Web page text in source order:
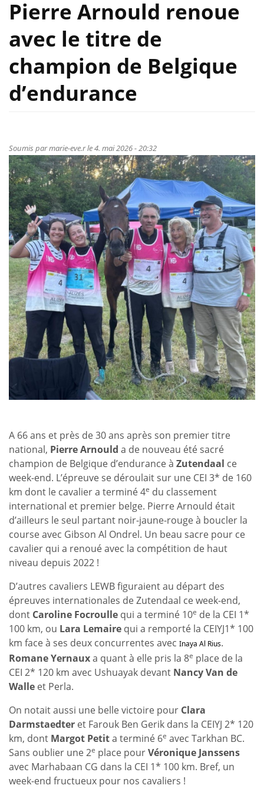
Pierre Arnould renoue
avec le titre de
champion de Belgique
d’endurance
Soumis parmarie-eve.rle 4. mai 2026 - 20:32
A 66 ans et près de 30 ans après son premier titre
national, Pierre Arnould a de nouveau été sacré
champion de Belgique d’endurance à Zutendaal ce
week-end. L’épreuve se déroulait sur une CEI 3* de 160
km dont le cavalier a terminé 4e du classement
international et premier belge. Pierre Arnould était
d’ailleurs le seul partant noir-jaune-rouge à boucler la
course avec Gibson Al Ondrel. Un beau sacre pour ce
cavalier qui a renoué avec la compétition de haut
niveau depuis 2022 !
D’autres cavaliers LEWB figuraient au départ des
épreuves internationales de Zutendaal ce week-end,
dont Caroline Focroulle qui a terminé 10e de la CEI 1*
100 km, ou Lara Lemaire qui a remporté la CEIYJ1* 100
km face à ses deux concurrentes avec Inaya Al Rius.
Romane Yernauxa quant à elle pris la 8e place de la
CEI 2* 120 km avec Ushuayak devant Nancy Van de
Walle et Perla.
On notait aussi une belle victoire pour Clara
Darmstaedter et Farouk Ben Gerik dans la CEIYJ 2* 120
km, dont Margot Petita terminé 6e avec Tarkhan BC.
Sans oublier une 2e place pourVéronique Janssens
avec Marhabaan CG dans la CEI 1* 100 km. Bref, un
week-end fructueux pour nos cavaliers !